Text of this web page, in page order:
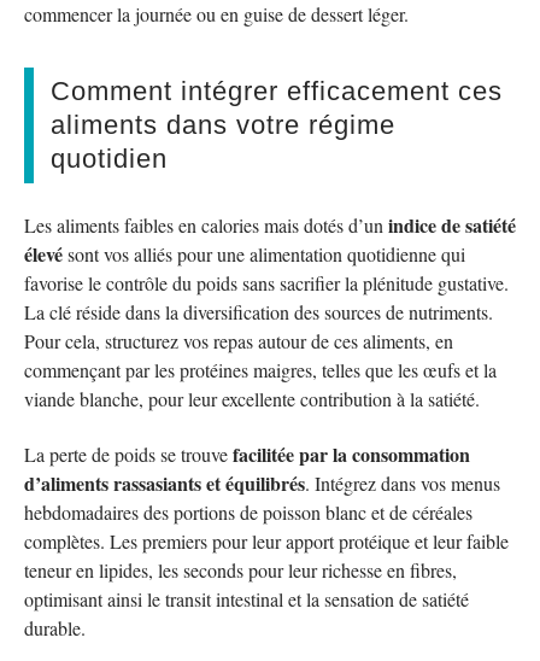
commencer la journée ou en guise de dessert léger.
Comment intégrer efficacement ces
aliments dans votre régime
quotidien
Les aliments faibles en calories mais dotés d’un indice de satiété
élevésont vos alliés pour une alimentation quotidienne qui
favorise le contrôle du poids sans sacrifier la plénitude gustative.
La clé réside dans la diversification des sources de nutriments.
Pour cela, structurez vos repas autour de ces aliments, en
commençant par les protéines maigres, telles que les œufs et la
viande blanche, pour leur excellente contribution à la satiété.
La perte de poids se trouvefacilitée par la consommation
d’aliments rassasiants et équilibrés. Intégrez dans vos menus
hebdomadaires des portions de poisson blanc et de céréales
complètes. Les premiers pour leur apport protéique et leur faible
teneur en lipides, les seconds pour leur richesse en fibres,
optimisant ainsi le transit intestinal et la sensation de satiété
durable.